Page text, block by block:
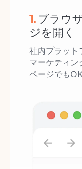
1.ブラウ
ジを開く
社内プラット
マーケティン
ページでもOK